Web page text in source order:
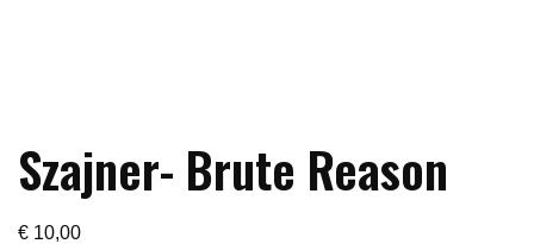
Szajner- Brute Reason
€ 10,00